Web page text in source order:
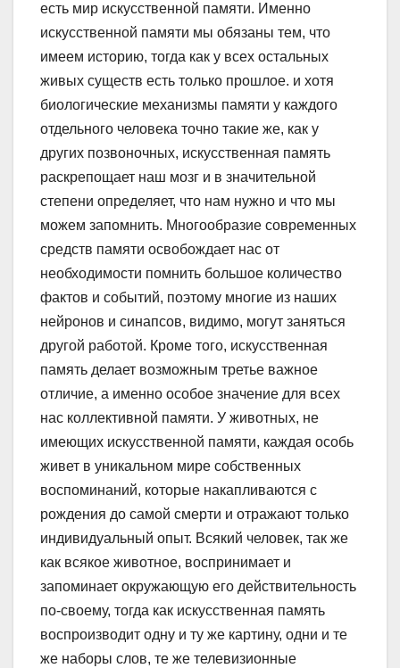
есть мир искусственной памяти. Именно
искусственной памяти мы обязаны тем, что
имеем историю, тогда как у всех остальных
живых существ есть только прошлое. и хотя
биологические механизмы памяти у каждого
отдельного человека точно такие же, как у
других позвоночных, искусственная память
раскрепощает наш мозг и в значительной
степени определяет, что нам нужно и что мы
можем запомнить. Многообразие современных
средств памяти освобождает нас от
необходимости помнить большое количество
фактов и событий, поэтому многие из наших
нейронов и синапсов, видимо, могут заняться
другой работой. Кроме того, искусственная
память делает возможным третье важное
отличие, а именно особое значение для всех
нас коллективной памяти. У животных, не
имеющих искусственной памяти, каждая особь
живет в уникальном мире собственных
воспоминаний, которые накапливаются с
рождения до самой смерти и отражают только
индивидуальный опыт. Всякий человек, так же
как всякое животное, воспринимает и
запоминает окружающую его действительность
по-своему, тогда как искусственная память
воспроизводит одну и ту же картину, одни и те
же наборы слов, те же телевизионные